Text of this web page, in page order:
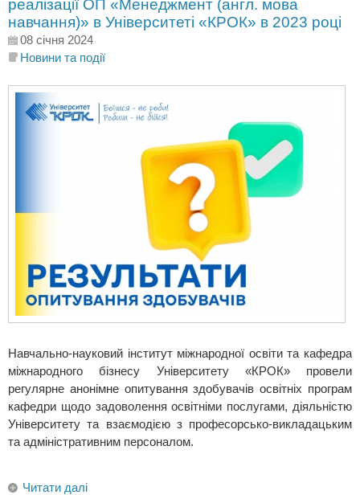
реалізації ОП «Менеджмент (англ. мова
навчання)» в Університеті «КРОК» в 2023 році
08 січня 2024
Новини та події
Навчально-науковий інститут міжнародної освіти та кафедра
міжнародного бізнесу Університету «КРОК» провели
регулярне анонімне опитування здобувачів освітніх програм
кафедри щодо задоволення освітніми послугами, діяльністю
Університету та взаємодією з професорсько-викладацьким
та адміністративним персоналом.
Читати далі